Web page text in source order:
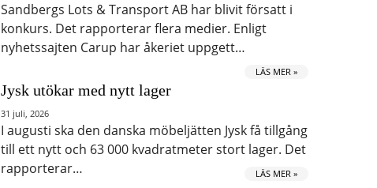
Sandbergs Lots & Transport AB har blivit försatt i
konkurs. Det rapporterar flera medier. Enligt
nyhetssajten Carup har åkeriet uppgett…
LÄS MER »
Jysk utökar med nytt lager
31 juli, 2026
I augusti ska den danska möbeljätten Jysk få tillgång
till ett nytt och 63 000 kvadratmeter stort lager. Det
rapporterar…
LÄS MER »